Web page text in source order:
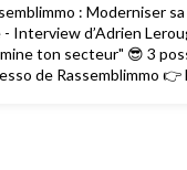
: Moderniser
- Interview d’Adrien
ton secteur" 😎 3
de Rassemblimmo 👉